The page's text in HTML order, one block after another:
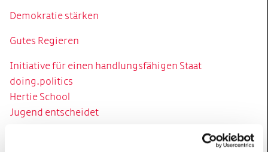
Demokratie stärken
Gutes Regieren
Initiative für einen handlungsfähigen Staat
doing.politics
Hertie School
Jugend entscheidet